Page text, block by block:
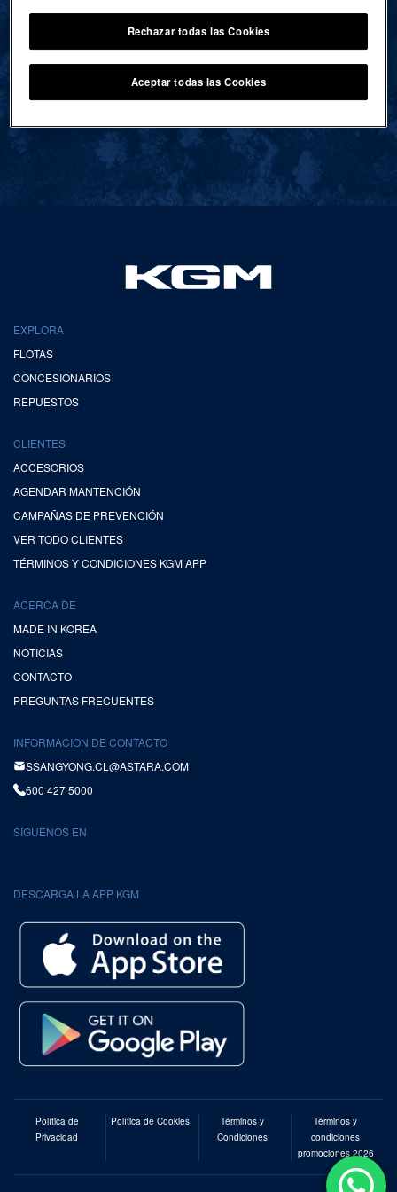
VOLVER AL INICIO
EXPLORA
FLOTAS
CONCESIONARIOS
REPUESTOS
CLIENTES
ACCESORIOS
AGENDAR MANTENCIÓN
CAMPAÑAS DE PREVENCIÓN
VER TODO CLIENTES
TÉRMINOS Y CONDICIONES KGM APP
ACERCA DE
MADE IN KOREA
NOTICIAS
CONTACTO
PREGUNTAS FRECUENTES
INFORMACION DE CONTACTO
SSANGYONG.CL@ASTARA.COM
600 427 5000
SÍGUENOS EN
DESCARGA LA APP KGM
Política de
Privacidad
Política de Cookies
Términos y
Condiciones
Términos y
condiciones
promociones 2026
Rechazar todas las Cookies
Aceptar todas las Cookies